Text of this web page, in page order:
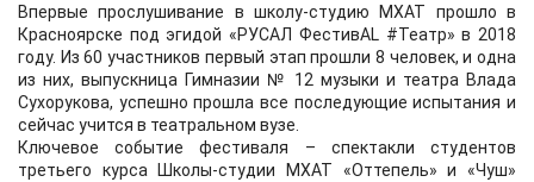
Впервые прослушивание в школу-студию МХАТ прошло в
Красноярске под эгидой «РУСАЛ ФестивAL #Театр» в 2018
году. Из 60 участников первый этап прошли 8 человек, и одна
из них, выпускница Гимназии № 12 музыки и театра Влада
Сухорукова, успешно прошла все последующие испытания и
сейчас учится в театральном вузе.
Ключевое событие фестиваля – спектакли студентов
третьего курса Школы-студии МХАТ «Оттепель» и «Чуш»